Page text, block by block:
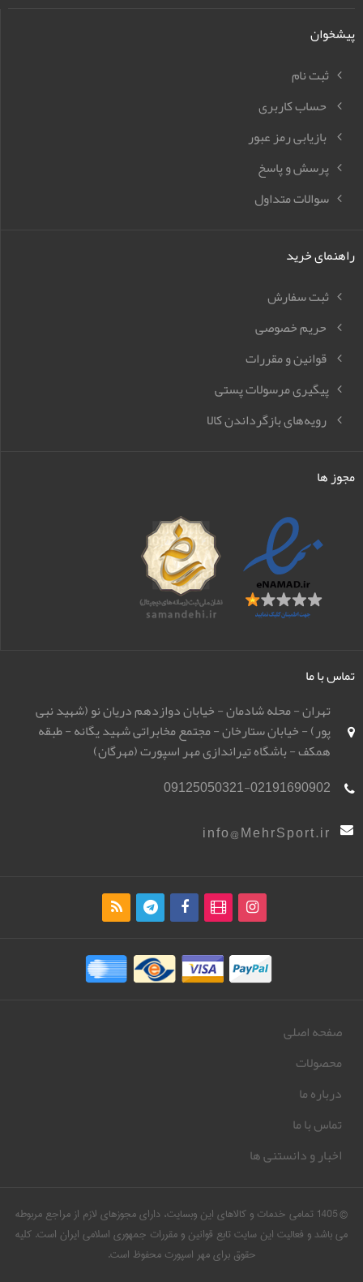
پیشخوان
ثبت نام
حساب کاربری
بازیابی رمز عبور
پرسش و پاسخ
سوالات متداول
راهنمای خرید
ثبت سفارش
حریم خصوصی
قوانین و مقررات
پیگیری مرسولات پستی
رویه‌های بازگرداندن کالا
مجوز ها
تماس با ما
تهران - محله شادمان - خیابان دوازدهم دریان نو (شهید نبی
پور) - خیابان ستارخان - مجتمع مخابراتی شهید یگانه - طبقه
همکف - باشگاه تیراندازی مهر اسپورت (مهرگان)
09125050321-02191690902
info@MehrSport.ir
صفحه اصلی
محصولات
درباره ما
تماس با ما
اخبار و دانستنی ها
© 1405 تمامی خدمات و کالاهای این وبسایت، دارای مجوزهای لازم از مراجع مربوطه
می باشد و فعالیت این سایت تابع قوانین و مقررات جمهوری اسلامی ایران است. کلیه
حقوق برای مهر اسپورت محفوظ است.